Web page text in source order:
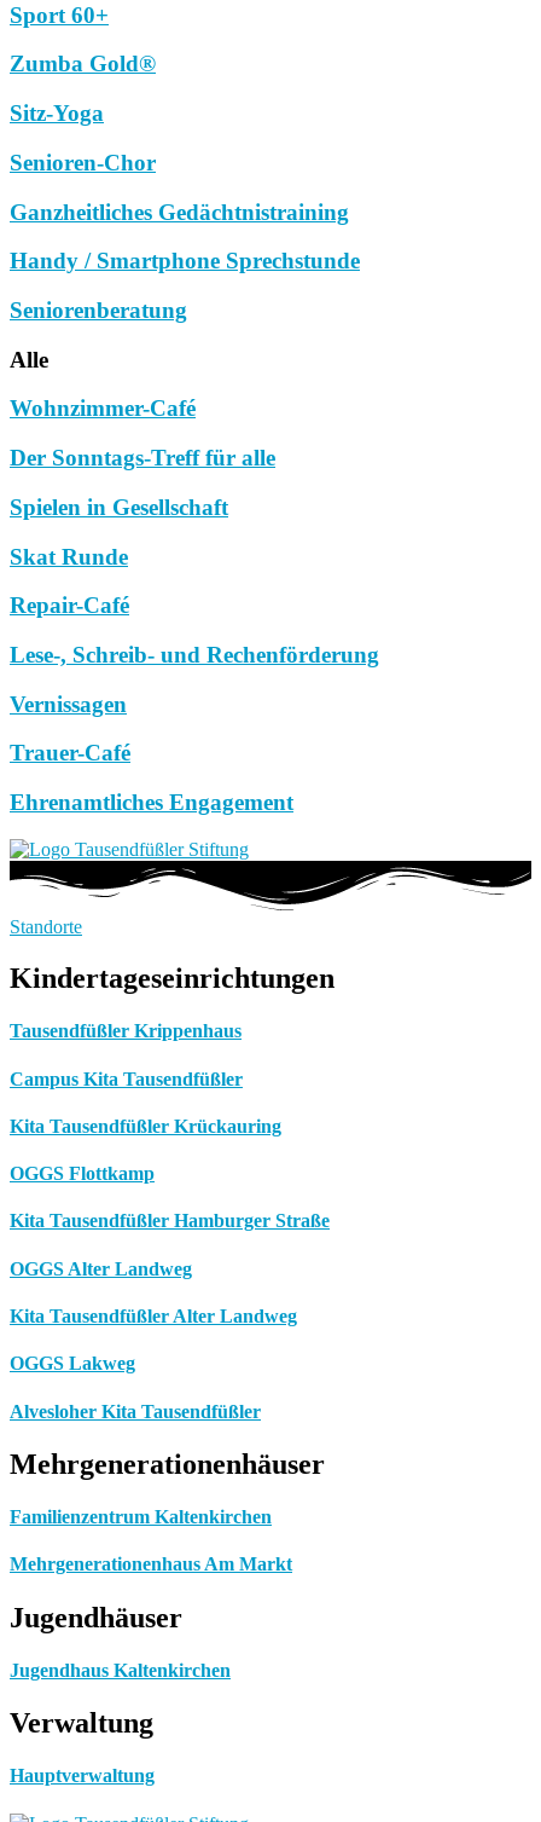
Sport 60+
Zumba Gold®
Sitz-Yoga
Senioren-Chor
Ganzheitliches Gedächtnistraining
Handy / Smartphone Sprechstunde
Seniorenberatung
Alle
Wohnzimmer-Café
Der Sonntags-Treff für alle
Spielen in Gesellschaft
Skat Runde
Repair-Café
Lese-, Schreib- und Rechenförderung
Vernissagen
Trauer-Café
Ehrenamtliches Engagement
Standorte
Kindertageseinrichtungen
Tausendfüßler Krippenhaus
Campus Kita Tausendfüßler
Kita Tausendfüßler Krückauring
OGGS Flottkamp
Kita Tausendfüßler Hamburger Straße
OGGS Alter Landweg
Kita Tausendfüßler Alter Landweg
OGGS Lakweg
Alvesloher Kita Tausendfüßler
Mehrgenerationenhäuser
Familienzentrum Kaltenkirchen
Mehrgenerationenhaus Am Markt
Jugendhäuser
Jugendhaus Kaltenkirchen
Verwaltung
Hauptverwaltung